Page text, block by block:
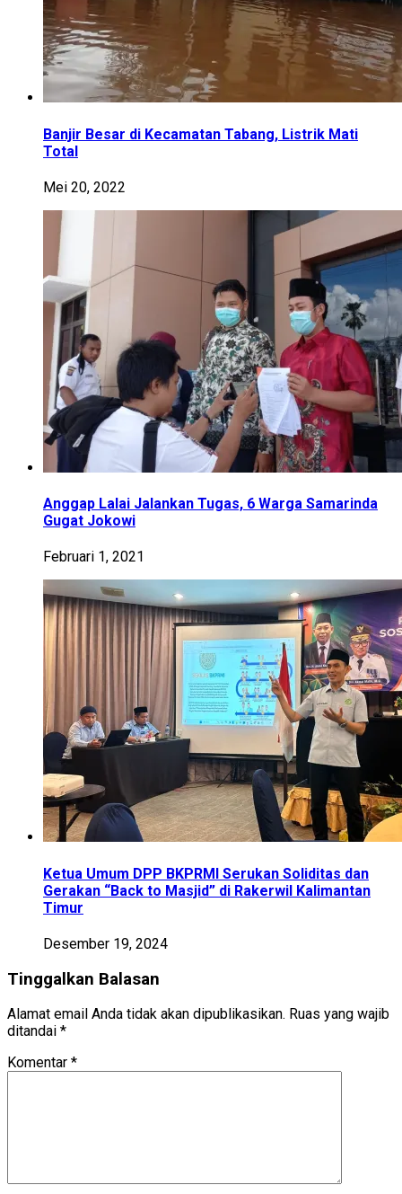
Banjir Besar di Kecamatan Tabang, Listrik Mati
Total
Mei 20, 2022
Anggap Lalai Jalankan Tugas, 6 Warga Samarinda
Gugat Jokowi
Februari 1, 2021
Ketua Umum DPP BKPRMI Serukan Soliditas dan
Gerakan “Back to Masjid” di Rakerwil Kalimantan
Timur
Desember 19, 2024
Tinggalkan Balasan
Alamat email Anda tidak akan dipublikasikan. Ruas yang wajib
ditandai *
Komentar *